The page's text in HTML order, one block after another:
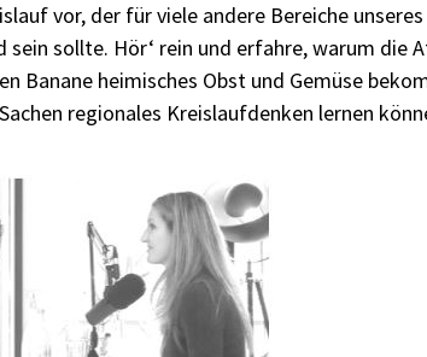
vor, der für viele andere Bereiche unseres
sollte. Hör‘ rein und erfahre, warum die
Banane heimisches Obst und Gemüse
regionales Kreislaufdenken lernen